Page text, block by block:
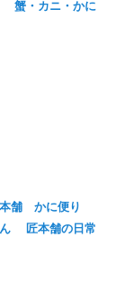
蟹・カニ・かに
舗 かに便り
匠本舗の日常